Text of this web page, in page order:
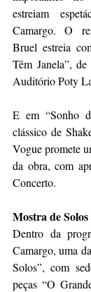
estreiam
Camargo. O
Bruel estreia
Têm Janela”,
Auditório Poty
E em “Sonho
clássico de
Vogue promete
da obra, com
Concerto.
Mostra de Solos
Dentro da
Camargo, uma
Solos”, com
peças “O